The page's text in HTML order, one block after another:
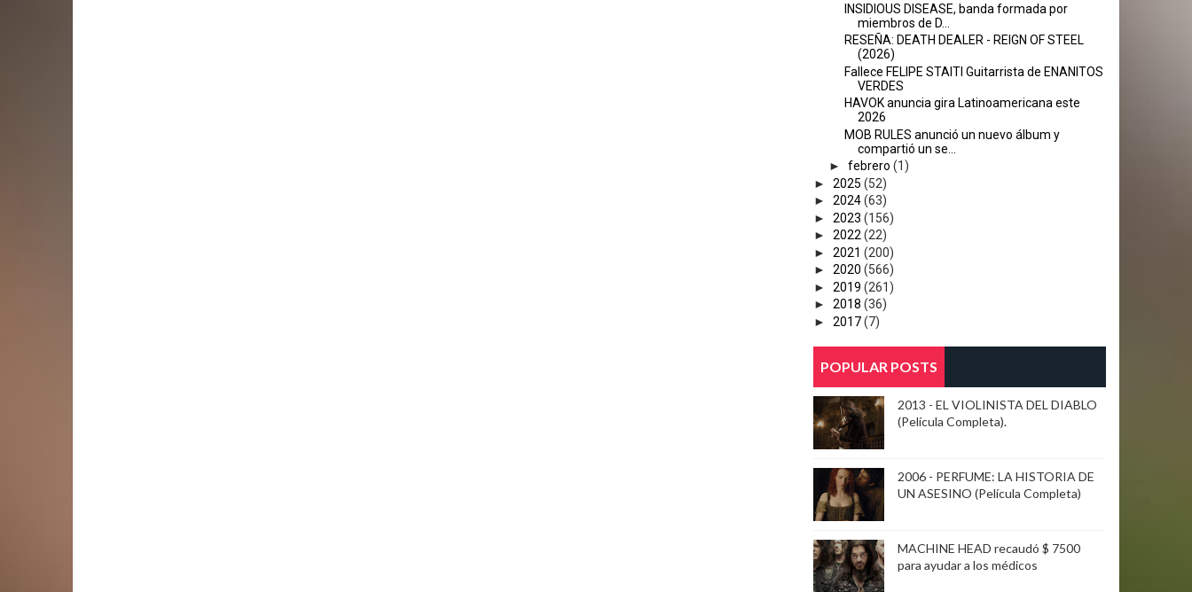
INSIDIOUS DISEASE, banda formada por
miembros de D...
RESEÑA: DEATH DEALER - REIGN OF STEEL
(2026)
Fallece FELIPE STAITI Guitarrista de ENANITOS
VERDES
HAVOK anuncia gira Latinoamericana este
2026
MOB RULES anunció un nuevo álbum y
compartió un se...
► febrero (1)
► 2025 (52)
► 2024(63)
► 2023 (156)
► 2022 (22)
► 2021 (200)
► 2020 (566)
► 2019 (261)
► 2018 (36)
► 2017(7)
POPULAR POSTS
2013 - EL VIOLINISTA DEL DIABLO
(Película Completa).
2006 - PERFUME: LA HISTORIA DE
UN ASESINO (Película Completa)
MACHINE HEAD recaudó $ 7500
para ayudar a los médicos